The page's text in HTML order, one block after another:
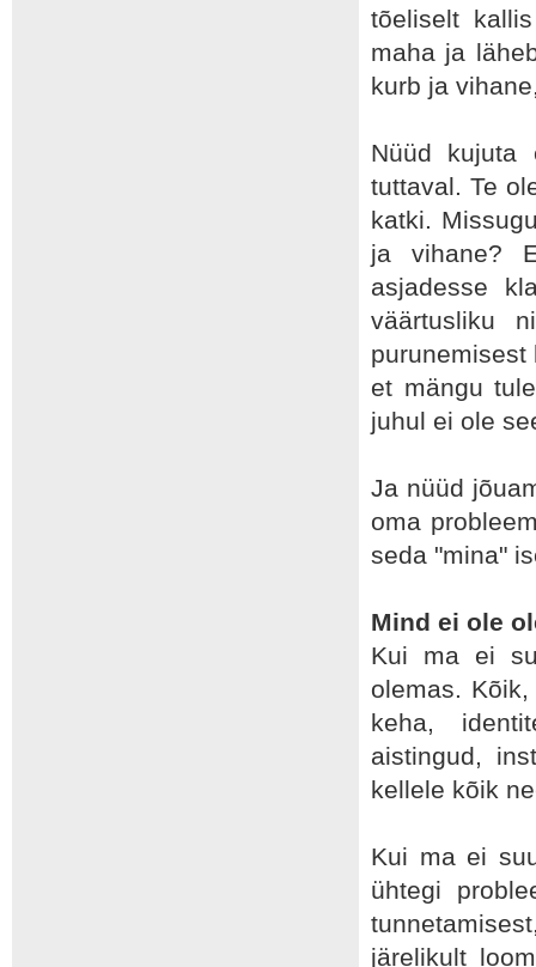
tõeliselt
maha ja
kurb ja
Nüüd
tuttaval. Te
katki.
ja vihane?
asjadesse
väärtusliku
et mängu
juhul ei ole
Ja nüüd
oma
seda "mina"
Mind ei ole
Kui ma ei
olemas.
keha,
aistingud,
kellele kõik
Kui ma ei
ühtegi
järelikult